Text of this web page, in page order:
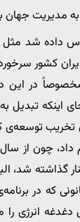
به مدیریت جهان
داده شد مثل
کشور
در این
اینکه تبدیل
تخریب توسعه‌ی
گذاشته
که در
دغدغه انرژی